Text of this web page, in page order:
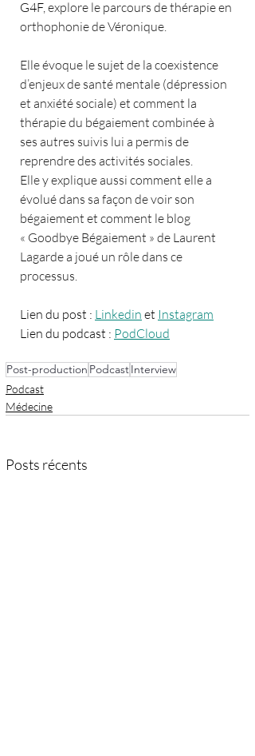
G4F, explore le parcours de thérapie en
orthophonie de Véronique.
Elle évoque le sujet de la coexistence
d’enjeux de santé mentale (dépression
et anxiété sociale) et comment la
thérapie du bégaiement combinée à
ses autres suivis lui a permis de
reprendre des activités sociales.
Elle y explique aussi comment elle a
évolué dans sa façon de voir son
bégaiement et comment le blog
« Goodbye Bégaiement » de Laurent
Lagarde a joué un rôle dans ce
processus.
Lien du post : Linkedin et Instagram
Lien du podcast : PodCloud
Post-production PodcastInterview
Podcast
Médecine
Posts récents